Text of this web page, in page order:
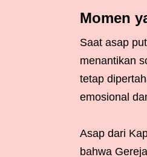
Momen
Saat asap
menantikan
tetap
emosional
Asap dari
bahwa